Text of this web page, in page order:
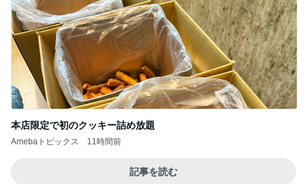
本店限定で初のクッキー詰め放題
Amebaトピックス 11時間前
記事を読む